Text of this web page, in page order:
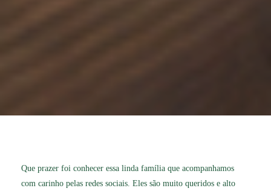
Que prazer foi conhecer essa linda família que acompanhamos
com carinho pelas redes sociais. Eles são muito queridos e alto